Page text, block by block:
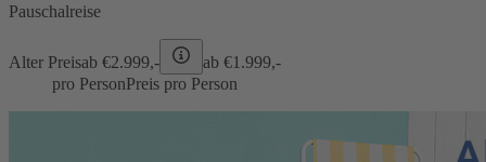
Pauschalreise
Alter Preisab €2.999,- ab €1.999,-
pro PersonPreis pro Person